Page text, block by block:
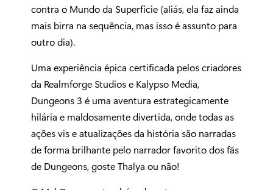
contra o Mundo da Superfície (aliás, ela faz ainda
mais birra na sequência, mas isso é assunto para
outro dia).
Uma experiência épica certificada pelos criadores
da Realmforge Studios e Kalypso Media,
Dungeons 3 é uma aventura estrategicamente
hilária e maldosamente divertida, onde todas as
ações vis e atualizações da história são narradas
de forma brilhante pelo narrador favorito dos fãs
de Dungeons, goste Thalya ou não!